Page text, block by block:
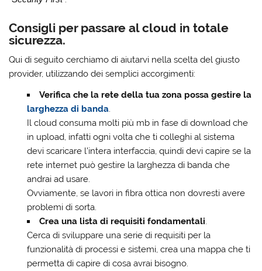
Consigli per passare al cloud in totale
sicurezza.
Qui di seguito cerchiamo di aiutarvi nella scelta del giusto
provider, utilizzando dei semplici accorgimenti:
Verifica che la rete della tua zona possa gestire la
larghezza di banda.
Il cloud consuma molti più mb in fase di download che
in upload, infatti ogni volta che ti colleghi al sistema
devi scaricare l’intera interfaccia, quindi devi capire se la
rete internet può gestire la larghezza di banda che
andrai ad usare.
Ovviamente, se lavori in fibra ottica non dovresti avere
problemi di sorta.
Crea una lista di requisiti fondamentali.
Cerca di sviluppare una serie di requisiti per la
funzionalità di processi e sistemi, crea una mappa che ti
permetta di capire di cosa avrai bisogno.